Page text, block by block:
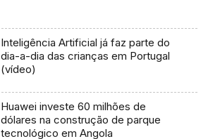
Inteligência Artificial já faz parte do
dia-a-dia das crianças em Portugal
(vídeo)
Huawei investe 60 milhões de
dólares na construção de parque
tecnológico em Angola